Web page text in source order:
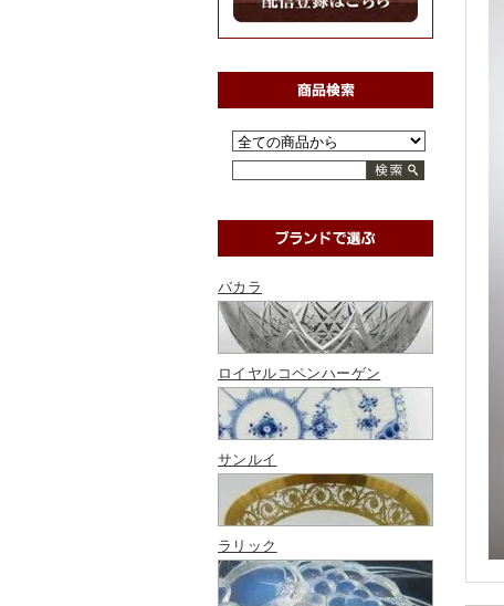
バカラ
ロイヤルコペンハーゲン
サンルイ
ラリック